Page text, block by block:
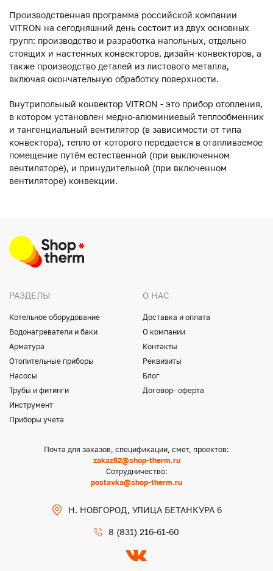
Производственная программа российской компании
VITRON на сегодняшний день состоит из двух основных
групп: производство и разработка напольных, отдельно
стоящих и настенных конвекторов, дизайн-конвекторов, а
также производство деталей из листового металла,
включая окончательную обработку поверхности.
Внутрипольный конвектор VITRON - это прибор отопления,
в котором установлен медно-алюминиевый теплообменник
и тангенциальный вентилятор (в зависимости от типа
конвектора), тепло от которого передается в отапливаемое
помещение путём естественной (при выключенном
вентиляторе), и принудительной (при включенном
вентиляторе) конвекции.
РАЗДЕЛЫ
Котельное оборудование
Водонагреватели и баки
Арматура
Отопительные приборы
Насосы
Трубы и фитинги
Инструмент
Приборы учета
О НАС
Доставка и оплата
О компании
Контакты
Реквизиты
Блог
Договор- оферта
Почта для заказов, спецификации, смет, проектов:
zakaz52@shop-therm.ru
Сотрудничество:
postavka@shop-therm.ru
Н. НОВГОРОД, УЛИЦА БЕТАНКУРА 6
8 (831) 216-61-60